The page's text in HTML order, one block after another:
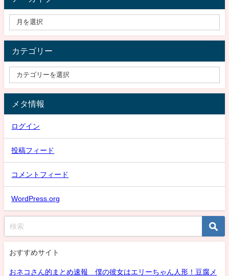
カテゴリー
メタ情報
ログイン
投稿フィード
コメントフィード
WordPress.org
おすすめサイト
おネコさん的まとめ速報 僕の彼女はエリーちゃん人形！豆腐メ